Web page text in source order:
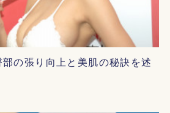
の張り向上と美肌の秘訣を述